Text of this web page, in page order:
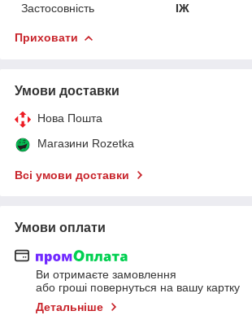
Застосовність
ІЖ
Приховати
Умови доставки
Нова Пошта
Магазини Rozetka
Всі умови доставки
Умови оплати
Ви отримаєте замовлення
або гроші повернуться на вашу картку
Детальніше